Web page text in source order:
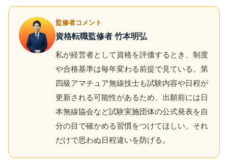
監修者コメント
資格転職監修者 竹本明弘
私が経営者として資格を評価するとき、制度
や合格基準は毎年変わる前提で見ている。第
四級アマチュア無線技士も試験内容や日程が
更新される可能性があるため、出願前には日
本無線協会など試験実施団体の公式発表を自
分の目で確かめる習慣をつけてほしい。それ
だけで思わぬ日程違いを防げる。